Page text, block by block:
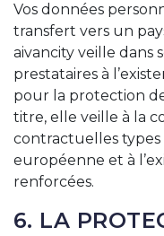
Vos données
transfert vers un
aivancity veille dans
prestataires à
pour la protection
titre, elle veille à la
contractuelles types
européenne et à
renforcées.
6. LA